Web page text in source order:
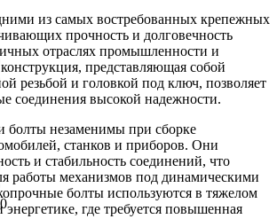
из самых востребованных крепежных
прочность и долговечность
отраслях промышленности и
представляющая собой
резьбой и головкой под ключ, позволяет
соединения высокой надежности.
болты незаменимы при сборке
станков и приборов. Они
и стабильность соединений, что
работы механизмов под динамическими
болты используются в тяжелом
где требуется повышенная